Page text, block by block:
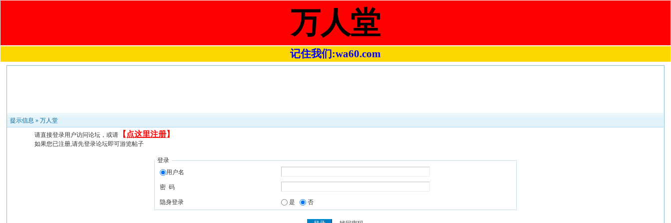
万人堂
记住我们:wa60.com
提示信息 »万人堂
请直接登录用户访问论坛，或请 【 点这里注册】
如果您已注册,请先登录论坛即可游览帖子
登录
用户名
密 码
隐身登录 是 否